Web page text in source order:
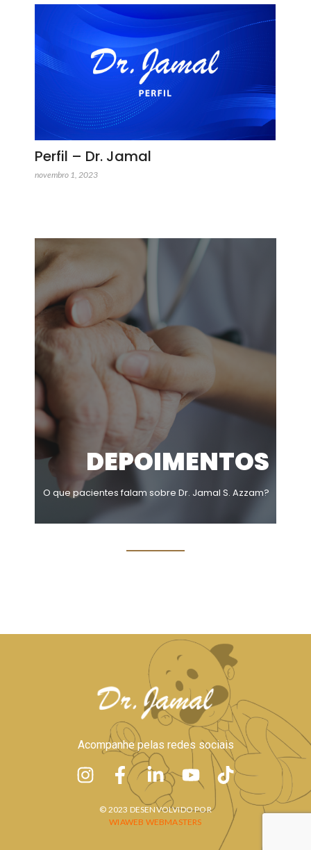
Perfil – Dr. Jamal
novembro 1, 2023
DEPOIMENTOS
O que pacientes falam sobre Dr. Jamal S. Azzam?
Acompanhe pelas redes sociais
© 2023 DESENVOLVIDO POR
WIAWEB WEBMASTERS